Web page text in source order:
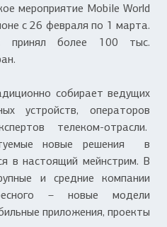
мероприятие Mobile World
с 26 февраля по 1 марта.
принял более 100 тыс.
собирает ведущих
устройств, операторов
телеком-отрасли.
новые решения в
в настоящий мейнстрим. В
и средние компании
– новые модели
приложения, проекты